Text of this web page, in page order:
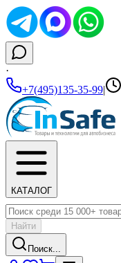
·
+7(495)135-35-99|
КАТАЛОГ
Найти
Поиск...